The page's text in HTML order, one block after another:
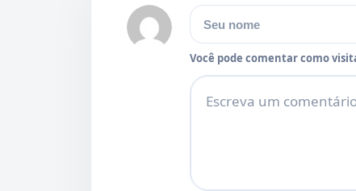
Nome
Você pode comentar como
Comentário